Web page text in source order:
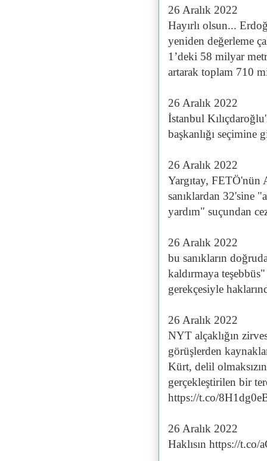
26 Aralık 2022
Hayırlı olsun...
yeniden değerleme
1’deki 58 milyar
artarak toplam 710
26 Aralık 2022
İstanbul
başkanlığı
26 Aralık 2022
Yargıtay, FETÖ'nün
sanıklardan 32'sine
yardım" suçundan
26 Aralık 2022
bu sanıkların
kaldırmaya
gerekçesiyle
26 Aralık 2022
NYT alçaklığın
görüşlerden
Kürt, delil
gerçekleştirilen bir
https://t.co/
26 Aralık 2022
Haklısın https://